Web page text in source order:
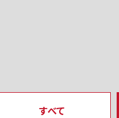
すべて